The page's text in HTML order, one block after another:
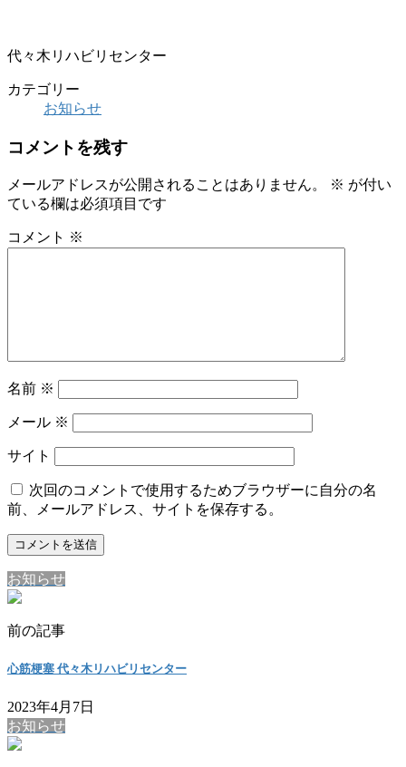
代々木リハビリセンター
カテゴリー
お知らせ
コメントを残す
メールアドレスが公開されることはありません。 ※ が付い
ている欄は必須項目です
コメント ※
名前 ※
メール ※
サイト
次回のコメントで使用するためブラウザーに自分の名
前、メールアドレス、サイトを保存する。
お知らせ
前の記事
心筋梗塞 代々木リハビリセンター
2023年4月7日
お知らせ